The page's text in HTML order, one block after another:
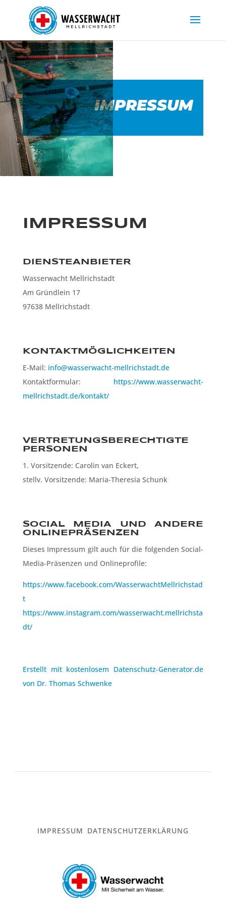
IMPRESSUM
IMPRESSUM
DIENSTEANBIETER
Wasserwacht Mellrichstadt
Am Gründlein 17
97638 Mellrichstadt
KONTAKTMÖGLICHKEITEN
E-Mail: info@wasserwacht-mellrichstadt.de
Kontaktformular: https://www.wasserwacht-
mellrichstadt.de/kontakt/
VERTRETUNGSBERECHTIGTE
PERSONEN
1. Vorsitzende: Carolin van Eckert,
stellv. Vorsitzende: Maria-Theresia Schunk
SOCIAL MEDIA UND ANDERE
ONLINEPRÄSENZEN
Dieses Impressum gilt auch für die folgenden Social-
Media-Präsenzen und Onlineprofile:
https://www.facebook.com/WasserwachtMellrichstad
t
https://www.instagram.com/wasserwacht.mellrichsta
dt/
Erstellt mit kostenlosem Datenschutz-Generator.de
von Dr. Thomas Schwenke
IMPRESSUM DATENSCHUTZERKLÄRUNG